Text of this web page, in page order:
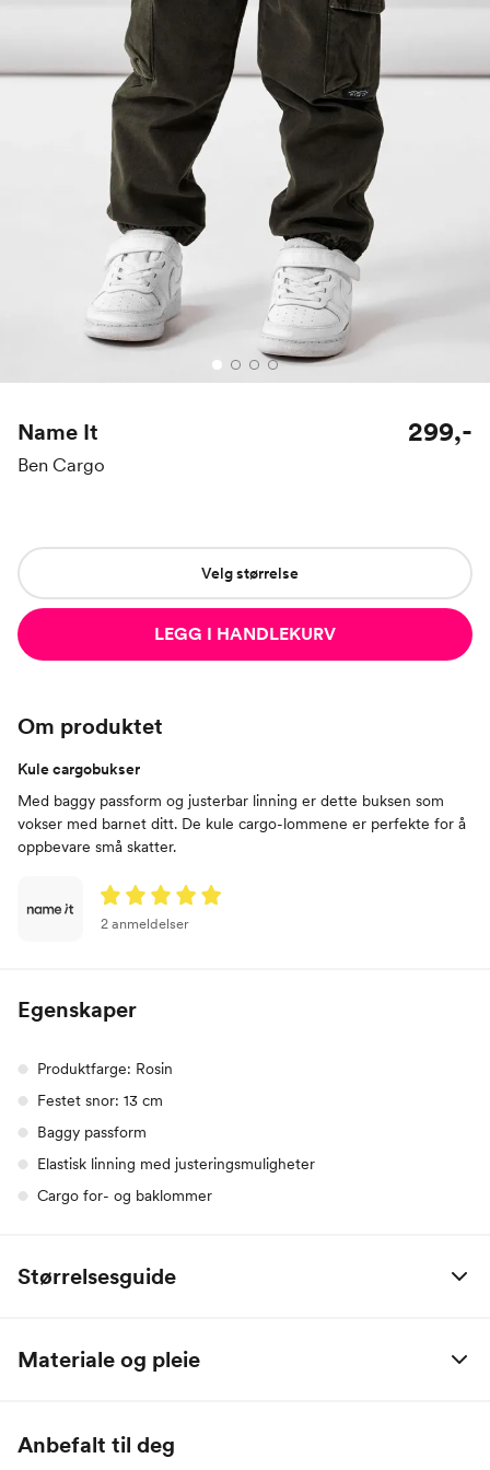
Name It
Ben Cargo
299,-
Velg størrelse
LEGG I HANDLEKURV
Om produktet
Kule cargobukser
Med baggy passform og justerbar linning er dette buksen som
vokser med barnet ditt. De kule cargo-lommene er perfekte for å
oppbevare små skatter.
2 anmeldelser
Egenskaper
Produktfarge: Rosin
Festet snor: 13 cm
Baggy passform
Elastisk linning med justeringsmuligheter
Cargo for- og baklommer
Størrelsesguide
Name it Baby:
Alder 0 M
Materiale og pleie
Anbefalt til deg